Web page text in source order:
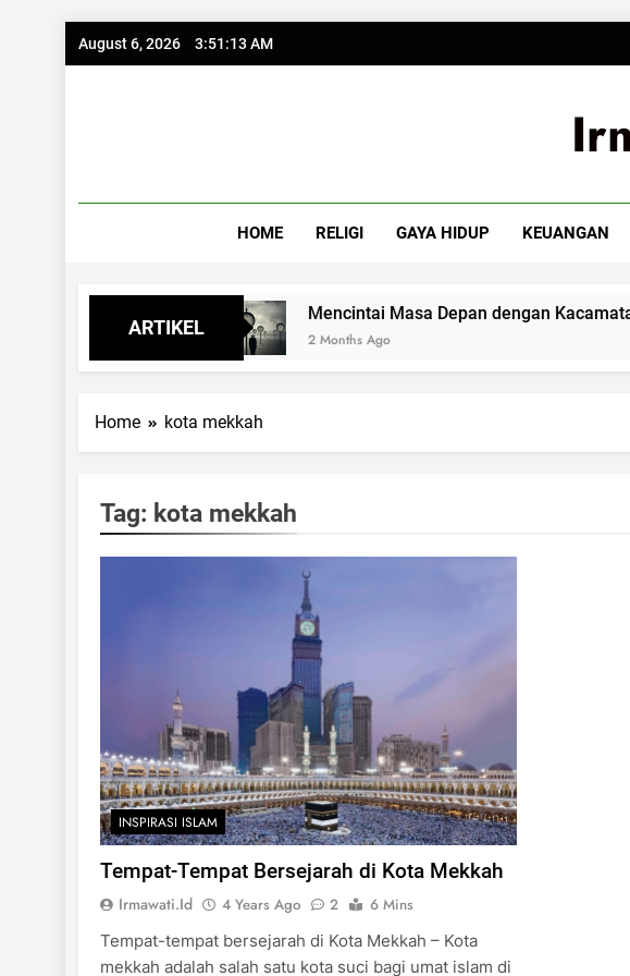
Skip
August 6, 2026 3:51:14 AM
HOME RELIGI GAYA HIDUP KEUANGAN
ARTIKEL
Mencintai Masa Depan dengan Kacamata Iman
2 Months Ago
Home kota mekkah
Tag: kota mekkah
INSPIRASI ISLAM
Tempat-Tempat Bersejarah di Kota Mekkah
Irmawati.id 4 Years Ago 2
6 Mins
Tempat-tempat bersejarah di Kota Mekkah – Kota
mekkah adalah salah satu kota suci bagi umat islam di